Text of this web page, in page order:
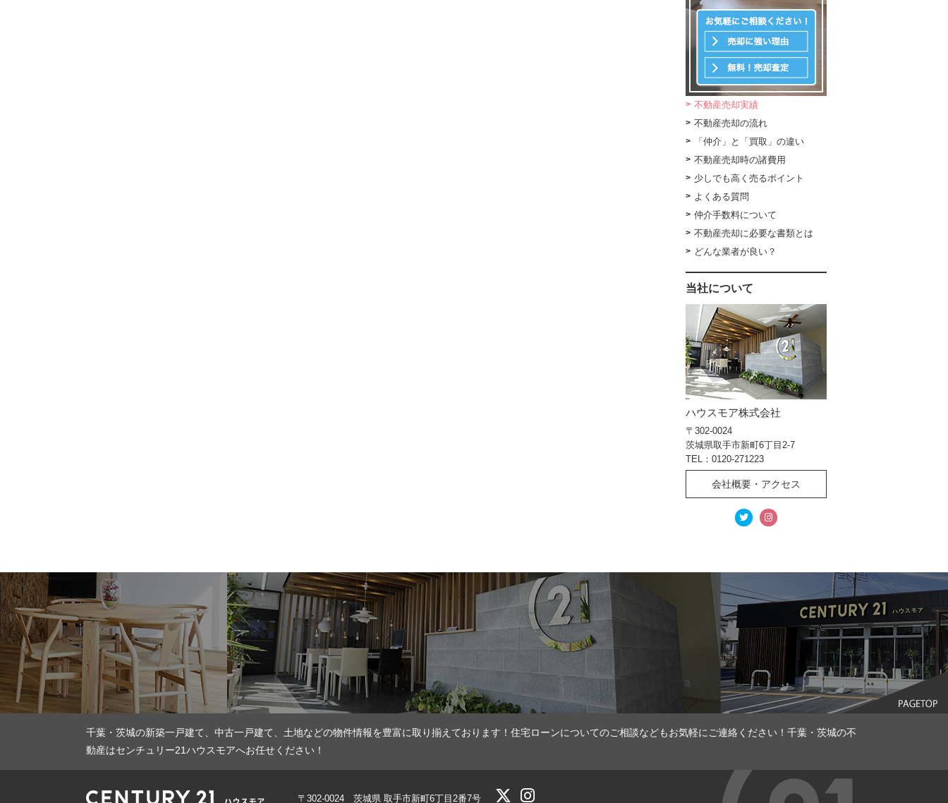
不動産売却実績
不動産売却の流れ
「仲介」と「買取」の違い
不動産売却時の諸費用
少しでも高く売るポイント
よくある質問
仲介手数料について
不動産売却に必要な書類とは
どんな業者が良い？
当社について
ハウスモア株式会社
〒302-0024
茨城県取手市新町6丁目2-7
TEL：0120-271223
会社概要・アクセス
千葉・茨城の新築一戸建て、中古一戸建て、土地などの物件情報を豊富に取り揃えております！住宅ローンについてのご相談などもお気軽にご連絡ください！千葉・茨城の不
動産はセンチュリー21ハウスモアへお任せください！
〒302-0024 茨城県 取手市新町6丁目2番7号